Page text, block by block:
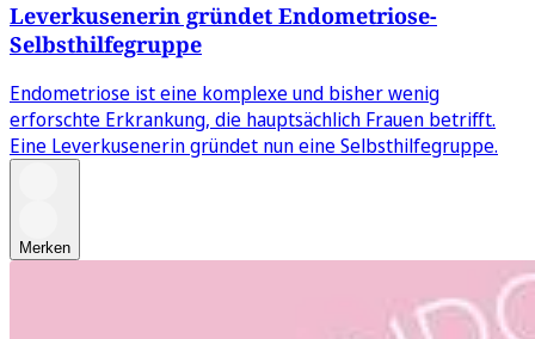
Leverkusenerin gründet Endometriose-
Selbsthilfegruppe
Endometriose ist eine komplexe und bisher wenig
erforschte Erkrankung, die hauptsächlich Frauen betrifft.
Eine Leverkusenerin gründet nun eine Selbsthilfegruppe.
Merken